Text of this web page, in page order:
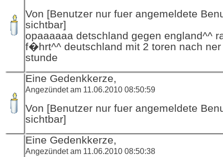
Von [Benutzer nur fuer angemeldete
sichtbar]
opaaaaaa detschland gegen england^^
f�hrt^^ deutschland mit 2 toren nach
stunde
Eine Gedenkkerze,
Angezündet am 11.06.2010 08:50:59
Von [Benutzer nur fuer angemeldete
sichtbar]
Eine Gedenkkerze,
Angezündet am 11.06.2010 08:50:38